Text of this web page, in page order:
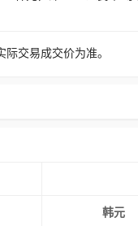
交易成交价为准。
韩元